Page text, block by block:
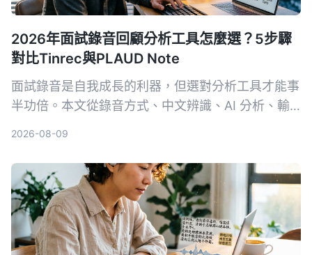
2026年面試錄音回顧分析工具怎麼選？5步驟
對比Tinrec與PLAUD Note
面試錄音是自我成長的利器，但選對分析工具才能事
半功倍。本文從錄音方式、中文辨識、AI 分析、輸
面試回顧的 AI 工具。
2026-08-09